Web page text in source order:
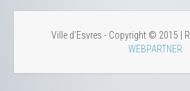
Ville d'Esvres - Copyright © 2015 |
WEBPARTNER